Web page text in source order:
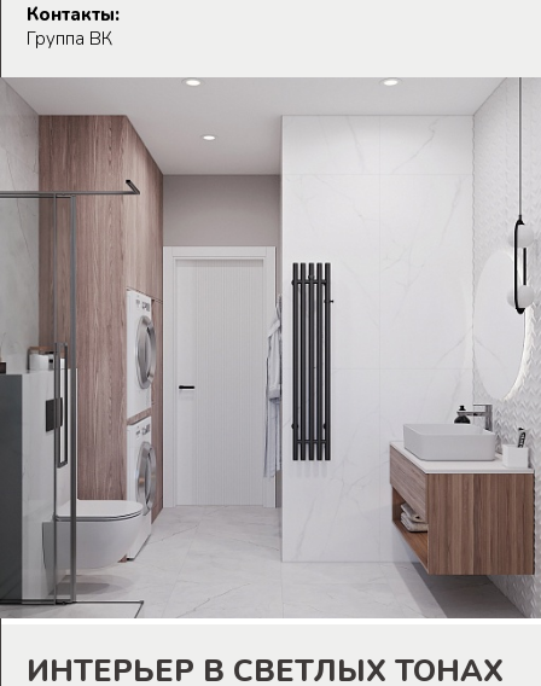
Контакты:
Группа ВК
ИНТЕРЬЕР В СВЕТЛЫХ ТОНАХ